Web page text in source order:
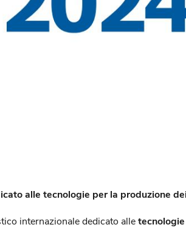
alle tecnologie per la produzione
internazionale dedicato alle